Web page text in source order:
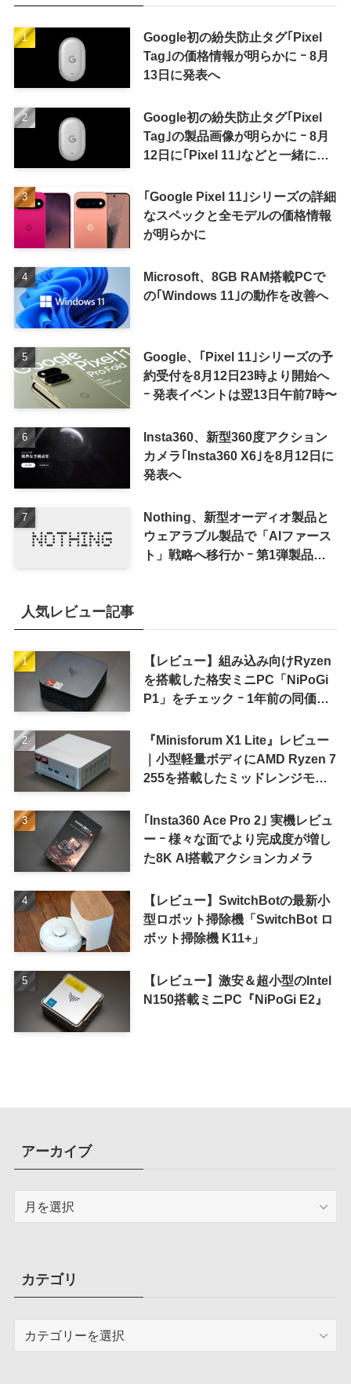
Google初の紛失防止タグ｢Pixel
Tag｣の価格情報が明らかに ｰ 8月
13日に発表へ
Google初の紛失防止タグ｢Pixel
Tag｣の製品画像が明らかに ｰ 8月
12日に｢Pixel 11｣などと一緒に発
｢Google Pixel 11｣シリーズの詳細
なスペックと全モデルの価格情報
が明らかに
Microsoft、8GB RAM搭載PCで
の｢Windows 11｣の動作を改善へ
Google、｢Pixel 11｣シリーズの予
約受付を8月12日23時より開始へ
ｰ 発表イベントは翌13日午前7時〜
Insta360、新型360度アクション
カメラ｢Insta360 X6｣を8月12日に
発表へ
Nothing、新型オーディオ製品と
ウェアラブル製品で「AIファース
ト」戦略へ移行か ｰ 第1弾製品は
人気レビュー記事
【レビュー】組み込み向けRyzen
を搭載した格安ミニPC「NiPoGi
P1」をチェック ｰ 1年前の同価格
『Minisforum X1 Lite』レビュー
｜小型軽量ボディにAMD Ryzen 7
255を搭載したミッドレンジモデ
｢Insta360 Ace Pro 2｣ 実機レビュ
ー ｰ 様々な面でより完成度が増し
た8K AI搭載アクションカメラ
【レビュー】SwitchBotの最新小
型ロボット掃除機「SwitchBot ロ
ボット掃除機 K11+」
【レビュー】激安＆超小型のIntel
N150搭載ミニPC『NiPoGi E2』
アーカイブ
ブカテゴリ